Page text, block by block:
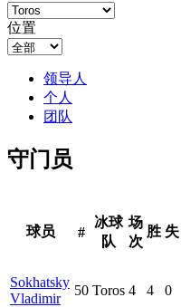
位置
领导人
个人
团队
守门员
球员 #
冰球
队
场
次
胜 失
Sokhatsky
Vladimir
50 Toros 4 4 0